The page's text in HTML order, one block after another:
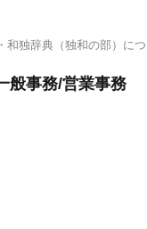
和独辞典（独和の部）
般事務/営業事務